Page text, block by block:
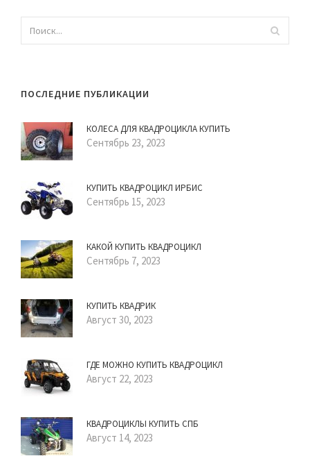
ПОСЛЕДНИЕ ПУБЛИКАЦИИ
КОЛЕСА ДЛЯ КВАДРОЦИКЛА КУПИТЬ
Сентябрь 23, 2023
КУПИТЬ КВАДРОЦИКЛ ИРБИС
Сентябрь 15, 2023
КАКОЙ КУПИТЬ КВАДРОЦИКЛ
Сентябрь 7, 2023
КУПИТЬ КВАДРИК
Август 30, 2023
ГДЕ МОЖНО КУПИТЬ КВАДРОЦИКЛ
Август 22, 2023
КВАДРОЦИКЛЫ КУПИТЬ СПБ
Август 14, 2023